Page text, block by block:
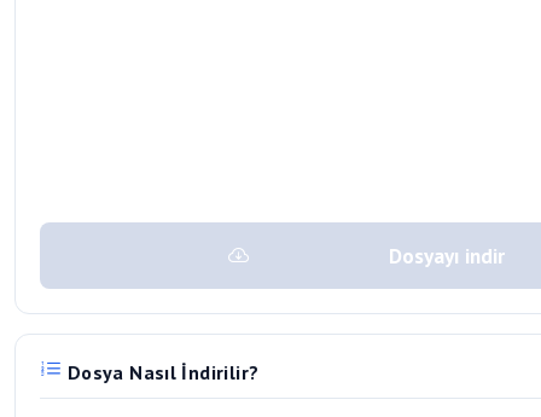
Dosyayı indir
Dosya Nasıl İndirilir?